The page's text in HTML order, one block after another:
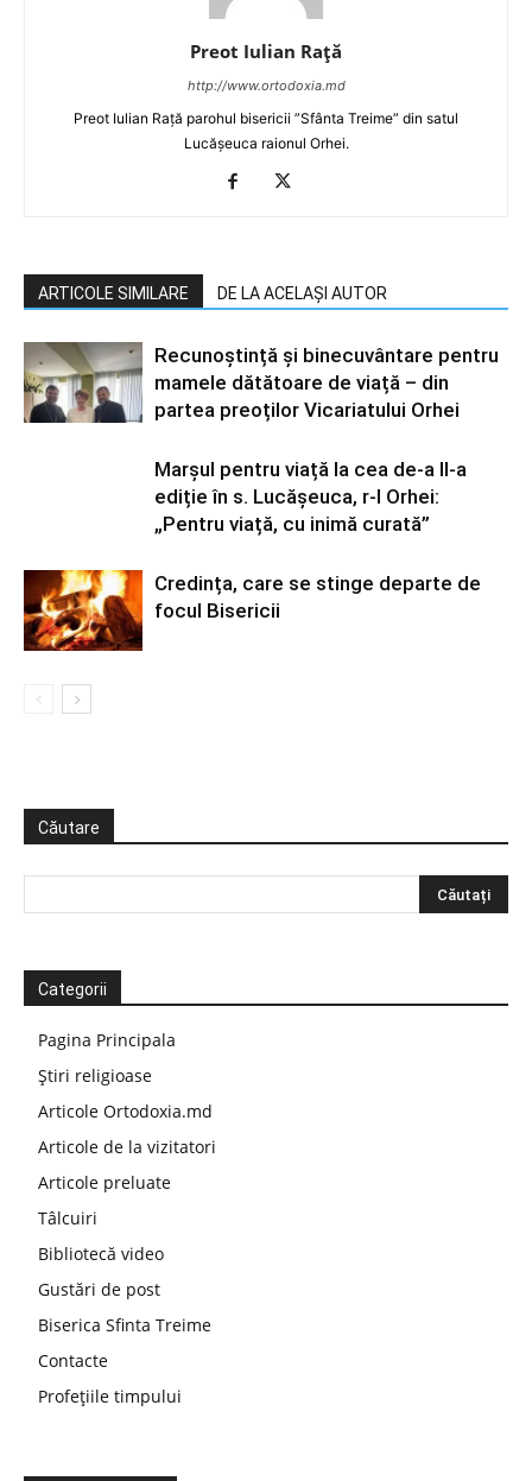
Preot Iulian Raţă
http://www.ortodoxia.md
Preot Iulian Rață parohul bisericii ”Sfânta Treime” din satul
Lucășeuca raionul Orhei.
ARTICOLE SIMILARE DE LA ACELAȘI AUTOR
Recunoștință și binecuvântare pentru
mamele dătătoare de viață – din
partea preoților Vicariatului Orhei
Marșul pentru viață la cea de-a II-a
ediție în s. Lucășeuca, r-l Orhei:
„Pentru viață, cu inimă curată”
Credința, care se stinge departe de
focul Bisericii
Căutare
Categorii
Pagina Principala
Știri religioase
Articole Ortodoxia.md
Articole de la vizitatori
Articole preluate
Tâlcuiri
Bibliotecă video
Gustări de post
Biserica Sfinta Treime
Contacte
Profețiile timpului